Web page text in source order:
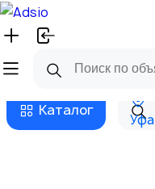
Русский
Бизнес тарифы
Каталог
Уфа